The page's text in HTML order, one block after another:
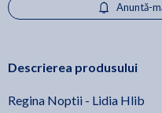
Anuntă-
Descrierea produsului
Regina Noptii - Lidia Hlib